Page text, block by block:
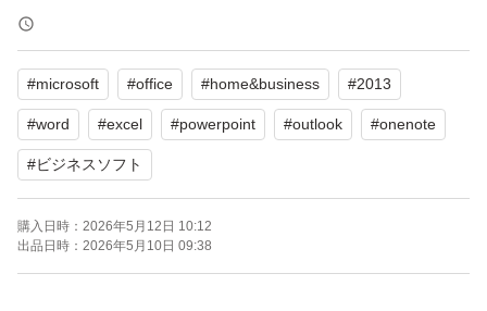
素人なので質問されても分からないことがあると思いま
す。商品の状態をご理解いただける方のみご購入くださ
い。よろしくお願いいたします。
#microsoft #office #home&business #2013
#word #excel #powerpoint #outlook #onenote
#ビジネスソフト
購入日時： 2026年5月12日 10:12
出品日時： 2026年5月10日 09:38